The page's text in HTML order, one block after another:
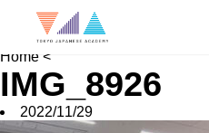
Job Hunting
School FAQ
Home <
IMG_8926
2022/11/29